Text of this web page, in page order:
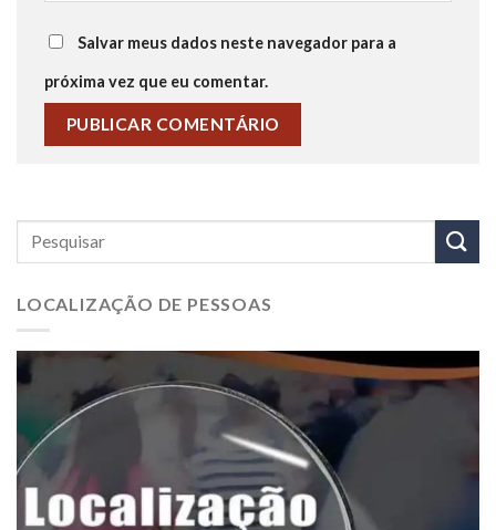
Salvar meus dados neste navegador para a
próxima vez que eu comentar.
LOCALIZAÇÃO DE PESSOAS